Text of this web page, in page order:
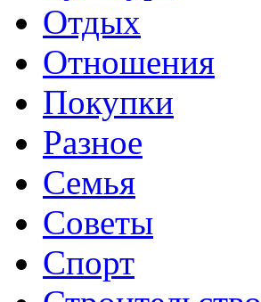
Отдых
Отношения
Покупки
Разное
Семья
Советы
Спорт